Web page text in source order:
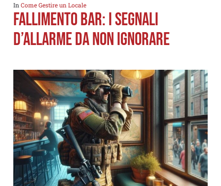
In Come Gestire un Locale
Fallimento Bar: I Segnali
d’Allarme da Non Ignorare